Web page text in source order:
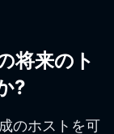
将来のト
?
のホストを可